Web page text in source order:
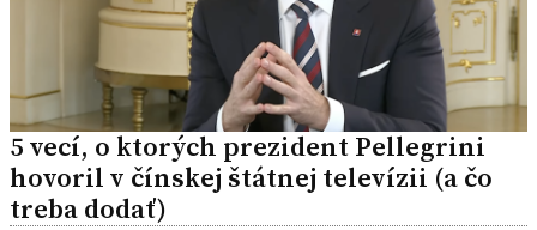
5 vecí, o ktorých prezident Pellegrini
hovoril v čínskej štátnej televízii (a čo
treba dodať)